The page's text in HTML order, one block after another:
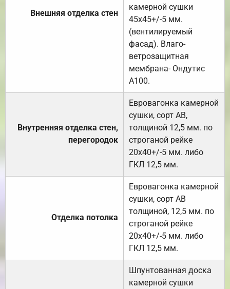
Внешняя отделка стен
камерной сушки
45х45+/-5 мм.
(вентилируемый
фасад). Влаго-
ветрозащитная
мембрана- Ондутис
А100.
Внутренняя отделка стен,
перегородок
Евровагонка камерной
сушки, сорт АВ,
толщиной 12,5 мм. по
строганой рейке
20х40+/-5 мм. либо
ГКЛ 12,5 мм.
Отделка потолка
Евровагонка камерной
сушки, сорт АВ
толщиной, 12,5 мм. по
строганой рейке
20х40+/-5 мм. либо
ГКЛ 12,5 мм.
Шпунтованная доска
камерной сушки